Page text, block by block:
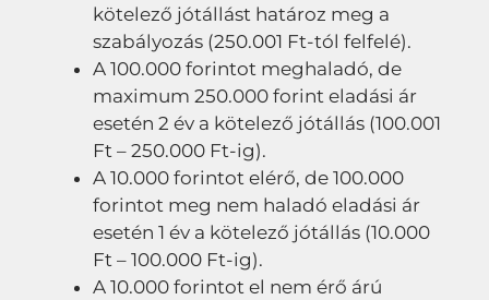
kötelező jótállást határoz meg a
szabályozás (250.001 Ft-tól felfelé).
A 100.000 forintot meghaladó, de
maximum 250.000 forint eladási ár
esetén 2 év a kötelező jótállás (100.001
Ft – 250.000 Ft-ig).
A 10.000 forintot elérő, de 100.000
forintot meg nem haladó eladási ár
esetén 1 év a kötelező jótállás (10.000
Ft – 100.000 Ft-ig).
A 10.000 forintot el nem érő árú